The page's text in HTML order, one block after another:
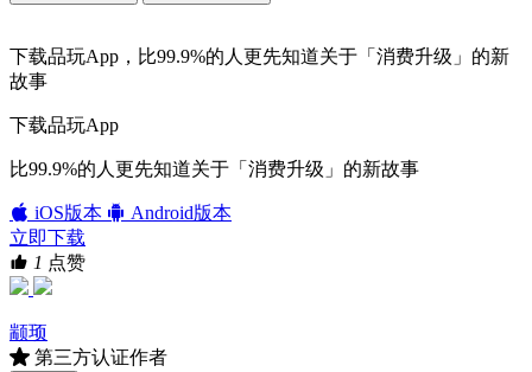
下载品玩App，比99.9%的人更先知道关于「消费升级」的新
故事
下载品玩App
比99.9%的人更先知道关于「消费升级」的新故事
iOS版本
Android版本
立即下载
1 点赞
颛顼
第三方认证作者